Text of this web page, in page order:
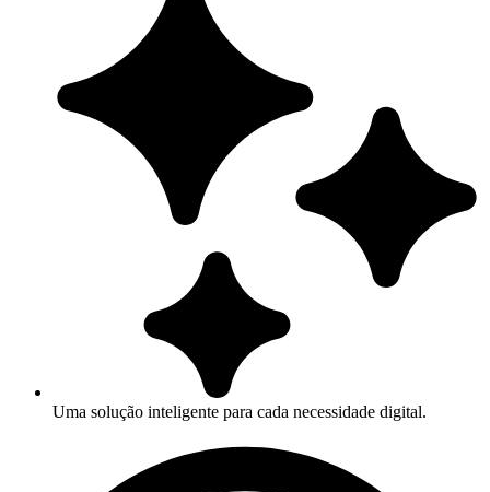
Uma solução inteligente para cada necessidade digital.